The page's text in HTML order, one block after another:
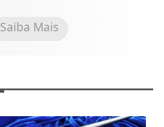
Saiba Mais